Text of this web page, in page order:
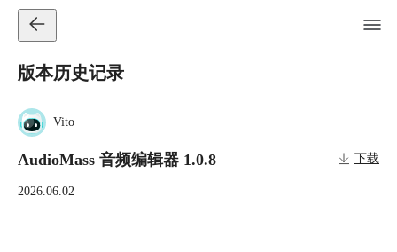
版本历史记录
Vito
AudioMass 音频编辑器 1.0.8 下载
2026.06.02